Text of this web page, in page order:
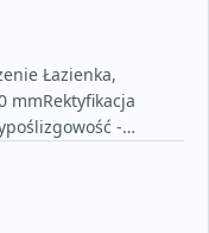
Łazienka,
mmRektyfikacja
-